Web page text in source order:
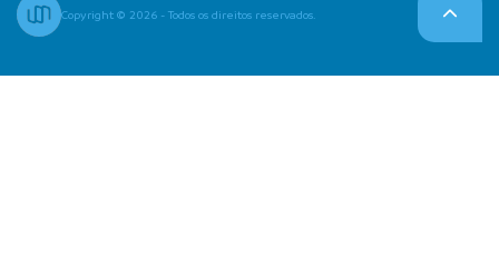
Copyright © 2026 - Todos os direitos reservados.